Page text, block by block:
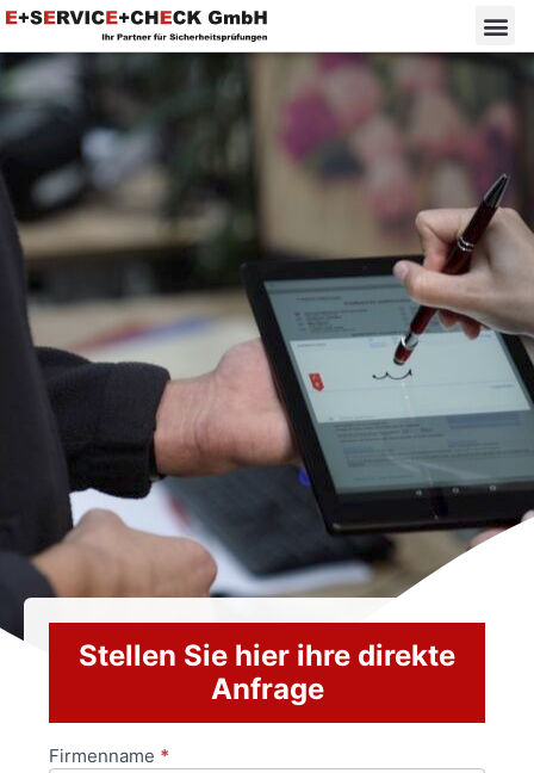
Stellen Sie hier ihre direkte
Anfrage
Anfrageformular
Firmenname *